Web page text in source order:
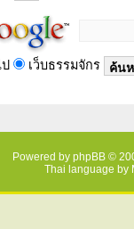
เว็บธรรมจักร
Powered by phpBB ©
Thai language by